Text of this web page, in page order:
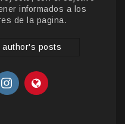
informados a los
de la pagina.
author's posts